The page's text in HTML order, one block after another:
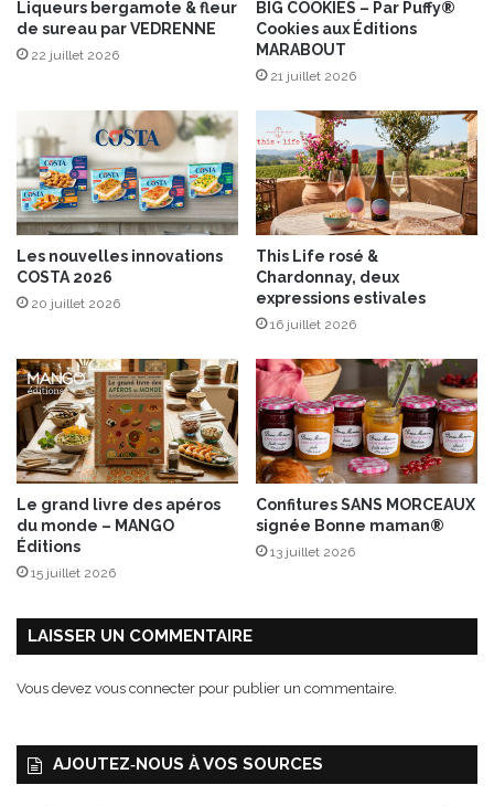
i
g
u
e
L
a
b
e
l
R
o
e
P
a
u
é
j
e
u
n
e
r
”
e
c
S
o
d
b
o
Liqueurs bergamote & fleur
de sureau par VEDRENNE
22 juillet 2026
BIG COOKIES – Par Puffy®
Cookies aux Éditions
MARABOUT
21 juillet 2026
Les nouvelles innovations
COSTA 2026
20 juillet 2026
This Life rosé &
Chardonnay, deux
expressions estivales
16 juillet 2026
Le grand livre des apéros
du monde – MANGO
Éditions
15 juillet 2026
Confitures SANS MORCEAUX
signée Bonne maman®
13 juillet 2026
LAISSER UN COMMENTAIRE
Vous devez vous connecter pour publier un commentaire.
AJOUTEZ‑NOUS À VOS SOURCES